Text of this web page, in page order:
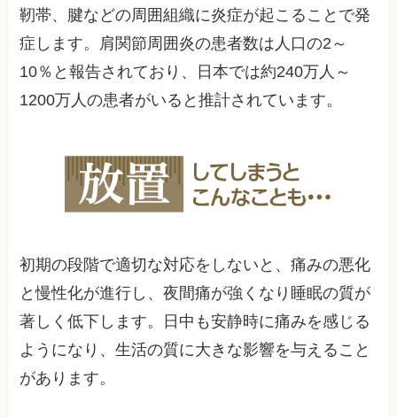
靭帯、腱などの周囲組織に炎症が起こることで発
症します。肩関節周囲炎の患者数は人口の2～
10％と報告されており、日本では約240万人～
1200万人の患者がいると推計されています。
初期の段階で適切な対応をしないと、痛みの悪化
と慢性化が進行し、夜間痛が強くなり睡眠の質が
著しく低下します。日中も安静時に痛みを感じる
ようになり、生活の質に大きな影響を与えること
があります。